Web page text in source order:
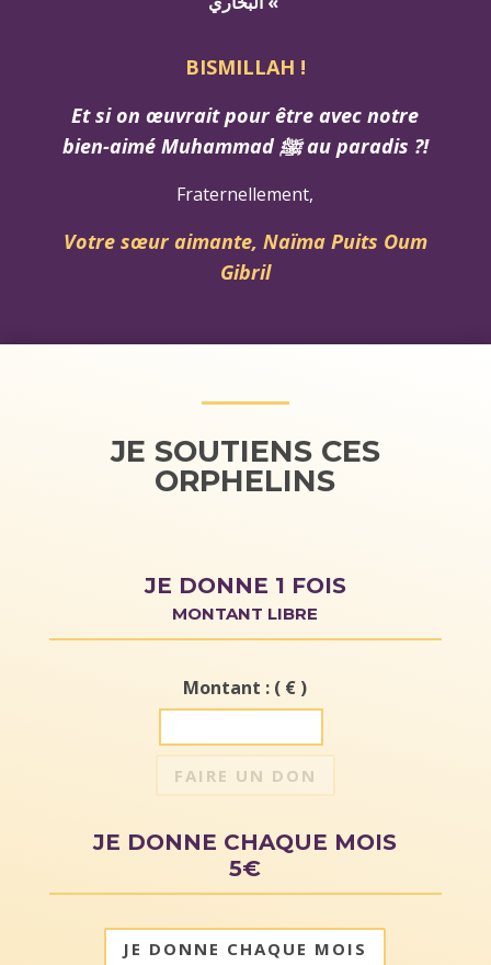
BISMILLAH !
Et si on œuvrait pour être avec notre
bien-aimé Muhammad ﷺ au paradis ?!
Fraternellement,
Votre sœur aimante, Naïma Puits Oum
Gibril
JE SOUTIENS CES
ORPHELINS
JE DONNE 1 FOIS
MONTANT LIBRE
Montant : ( € )
FAIRE UN DON
JE DONNE CHAQUE MOIS
5€
JE DONNE CHAQUE MOIS